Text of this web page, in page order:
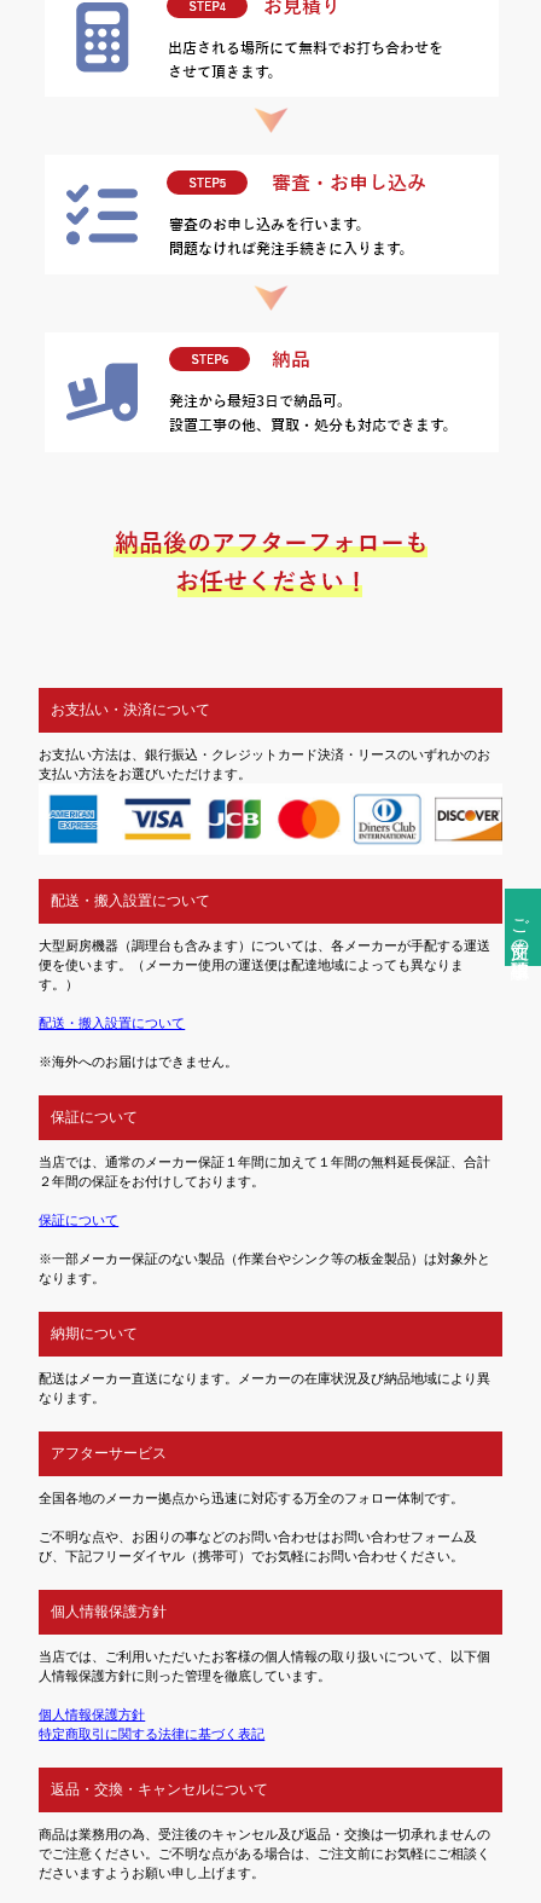
ご注文前の確認事項
お支払い・決済について
お支払い方法は、銀行振込・クレジットカード決済・リースのいずれかのお
支払い方法をお選びいただけます。
配送・搬入設置について
大型厨房機器（調理台も含みます）については、各メーカーが手配する運送
便を使います。（メーカー使用の運送便は配達地域によっても異なりま
す。）
配送・搬入設置について
※海外へのお届けはできません。
保証について
当店では、通常のメーカー保証１年間に加えて１年間の無料延長保証、合計
２年間の保証をお付けしております。
保証について
※一部メーカー保証のない製品（作業台やシンク等の板金製品）は対象外と
なります。
納期について
配送はメーカー直送になります。メーカーの在庫状況及び納品地域により異
なります。
アフターサービス
全国各地のメーカー拠点から迅速に対応する万全のフォロー体制です。
ご不明な点や、お困りの事などのお問い合わせはお問い合わせフォーム及
び、下記フリーダイヤル（携帯可）でお気軽にお問い合わせください。
個人情報保護方針
当店では、ご利用いただいたお客様の個人情報の取り扱いについて、以下個
人情報保護方針に則った管理を徹底しています。
個人情報保護方針
特定商取引に関する法律に基づく表記
返品・交換・キャンセルについて
商品は業務用の為、受注後のキャンセル及び返品・交換は一切承れませんの
でご注意ください。ご不明な点がある場合は、ご注文前にお気軽にご相談く
ださいますようお願い申し上げます。